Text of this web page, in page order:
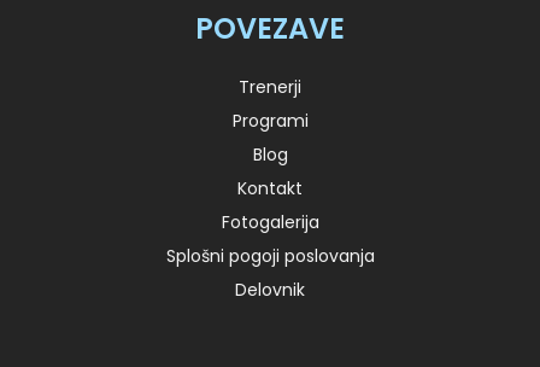
POVEZAVE
Trenerji
Programi
Blog
Kontakt
Fotogalerija
Splošni pogoji poslovanja
Delovnik